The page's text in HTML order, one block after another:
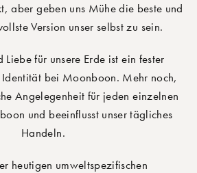
aber geben uns Mühe die beste und
Version unser selbst zu sein.
Liebe für unsere Erde ist ein fester
Identität bei Moonboon. Mehr noch,
Angelegenheit für jeden einzelnen
und beeinflusst unser tägliches
Handeln.
heutigen umweltspezifischen